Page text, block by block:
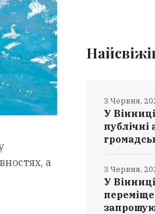
а
У
публічні
3 Червня,
У
3 Червня,